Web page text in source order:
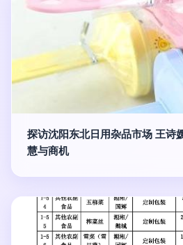
探访沈阳东北日用杂品市场 王诗
慧与商机